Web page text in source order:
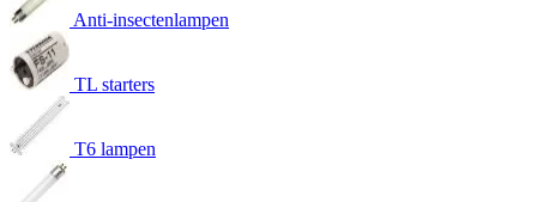
Anti-insectenlampen
TL starters
T6 lampen